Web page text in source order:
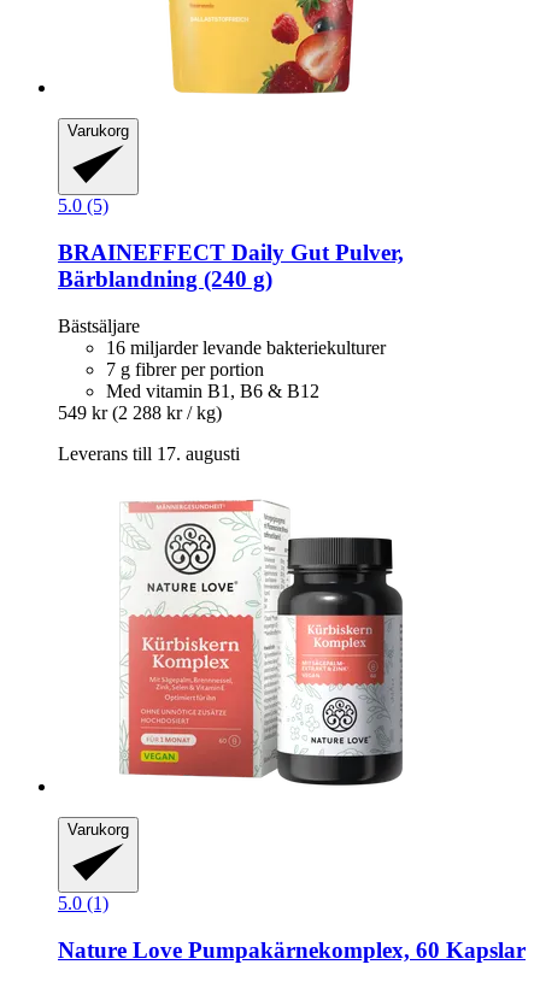
Varukorg
5.0 (5)
BRAINEFFECT Daily Gut Pulver,
Bärblandning (240 g)
Bästsäljare
16 miljarder levande bakteriekulturer
7 g fibrer per portion
Med vitamin B1, B6 & B12
549 kr (2 288 kr / kg)
Leverans till 17. augusti
Varukorg
5.0 (1)
Nature Love Pumpakärnekomplex, 60 Kapslar